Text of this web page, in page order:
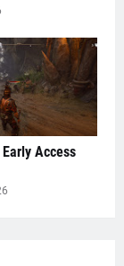
Access